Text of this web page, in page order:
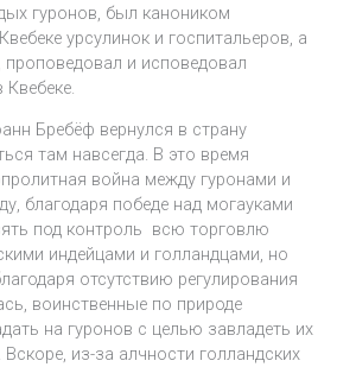
гуронов, был каноником
урсулинок и госпитальеров, а
и исповедовал
Бребёф вернулся в страну
там навсегда. В это время
война между гуронами и
благодаря победе над могауками
под контроль всю торговлю
индейцами и голландцами, но
отсутствию регулирования
воинственные по природе
на гуронов с целью завладеть их
из-за алчности голландских